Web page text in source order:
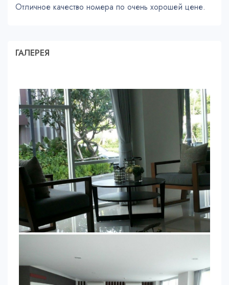
Отличное качество номера по очень хорошей цене.
ГАЛЕРЕЯ